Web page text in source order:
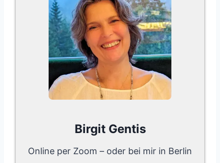
Birgit Gentis
Online per Zoom – oder bei mir in Berlin